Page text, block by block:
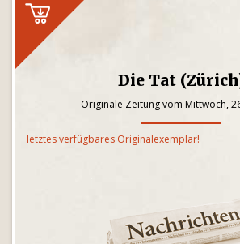
Die Tat
Originale Zeitung vom Mittwoch,
letztes verfügbares Originalexemplar!